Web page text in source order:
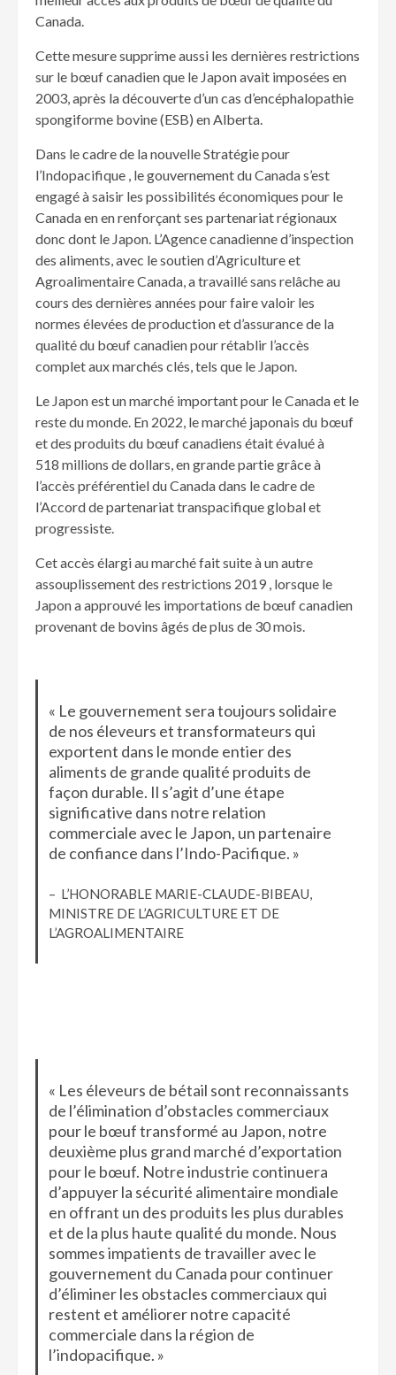
Canada.
Cette mesure supprime aussi les dernières restrictions
sur le bœuf canadien que le Japon avait imposées en
2003, après la découverte d’un cas d’encéphalopathie
spongiforme bovine (ESB) en Alberta.
Dans le cadre de la nouvelle Stratégie pour
l’Indopacifique , le gouvernement du Canada s’est
engagé à saisir les possibilités économiques pour le
Canada en en renforçant ses partenariat régionaux
donc dont le Japon. L’Agence canadienne d’inspection
des aliments, avec le soutien d’Agriculture et
Agroalimentaire Canada, a travaillé sans relâche au
cours des dernières années pour faire valoir les
normes élevées de production et d’assurance de la
qualité du bœuf canadien pour rétablir l’accès
complet aux marchés clés, tels que le Japon.
Le Japon est un marché important pour le Canada et le
reste du monde. En 2022, le marché japonais du bœuf
et des produits du bœuf canadiens était évalué à
518 millions de dollars, en grande partie grâce à
l’accès préférentiel du Canada dans le cadre de
l’Accord de partenariat transpacifique global et
progressiste.
Cet accès élargi au marché fait suite à un autre
assouplissement des restrictions 2019 , lorsque le
Japon a approuvé les importations de bœuf canadien
provenant de bovins âgés de plus de 30 mois.
« Le gouvernement sera toujours solidaire
de nos éleveurs et transformateurs qui
exportent dans le monde entier des
aliments de grande qualité produits de
façon durable. Il s’agit d’une étape
significative dans notre relation
commerciale avec le Japon, un partenaire
de confiance dans l’Indo-Pacifique. »
– L’HONORABLE MARIE-CLAUDE-BIBEAU,
MINISTRE DE L’AGRICULTURE ET DE
L’AGROALIMENTAIRE
« Les éleveurs de bétail sont reconnaissants
de l’élimination d’obstacles commerciaux
pour le bœuf transformé au Japon, notre
deuxième plus grand marché d’exportation
pour le bœuf. Notre industrie continuera
d’appuyer la sécurité alimentaire mondiale
en offrant un des produits les plus durables
et de la plus haute qualité du monde. Nous
sommes impatients de travailler avec le
gouvernement du Canada pour continuer
d’éliminer les obstacles commerciaux qui
restent et améliorer notre capacité
commerciale dans la région de
l’indopacifique. »